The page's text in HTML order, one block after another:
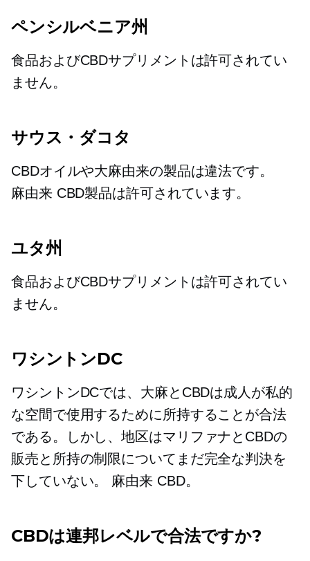
ペンシルベニア州
食品およびCBDサプリメントは許可されてい
ません。
サウス・ダコタ
CBDオイルや大麻由来の製品は違法です。
麻由来CBD製品は許可されています。
ユタ州
食品およびCBDサプリメントは許可されてい
ません。
ワシントンDC
ワシントンDCでは、大麻とCBDは成人が私的
な空間で使用するために所持することが合法
である。しかし、地区はマリファナとCBDの
販売と所持の制限についてまだ完全な判決を
下していない。 麻由来CBD。
CBDは連邦レベルで合法ですか?